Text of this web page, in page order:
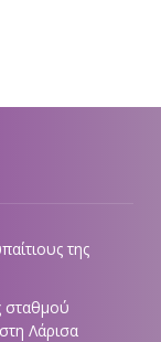
της
σταθμού
Λάρισα